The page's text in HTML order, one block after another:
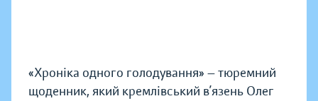
«Хроніка одного голодування» — тюремний
щоденник, який кремлівський в’язень Олег